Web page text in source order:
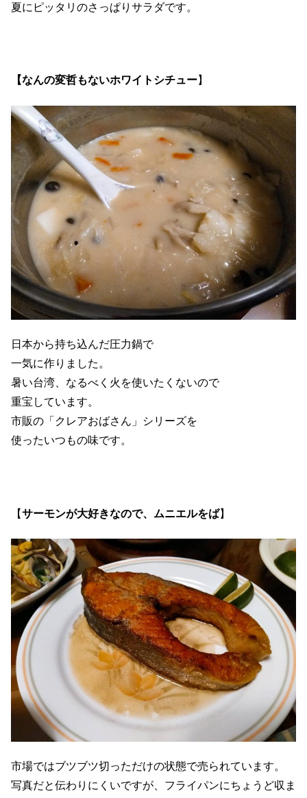
夏にピッタリのさっぱりサラダです。
【なんの変哲もないホワイトシチュー】
日本から持ち込んだ圧力鍋で
一気に作りました。
暑い台湾、なるべく火を使いたくないので
重宝しています。
市販の「クレアおばさん」シリーズを
使ったいつもの味です。
【サーモンが大好きなので、ムニエルをば】
市場ではブツブツ切っただけの状態で売られています。
写真だと伝わりにくいですが、フライパンにちょうど収ま